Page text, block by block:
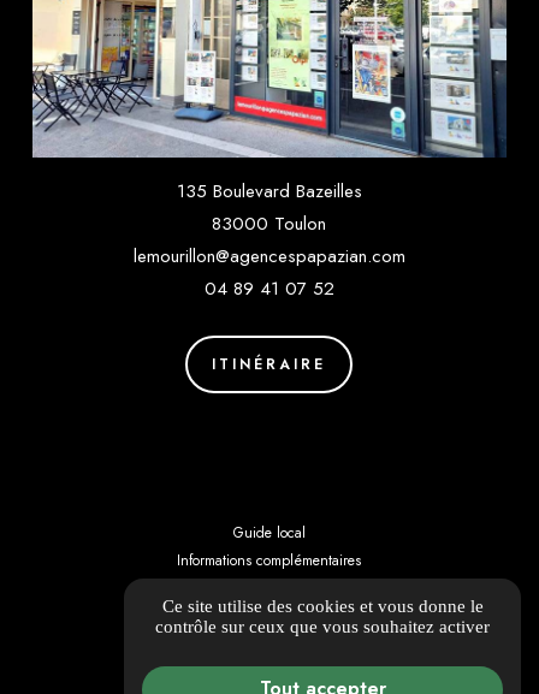
135 Boulevard Bazeilles
83000 Toulon
lemourillon@agencespapazian.com
04 89 41 07 52
ITINÉRAIRE
Guide local
Informations complémentaires
Politique de confidentialité
Barème d'honoraires
Gestion des cookies
Ce site utilise des cookies et vous donne le
contrôle sur ceux que vous souhaitez activer